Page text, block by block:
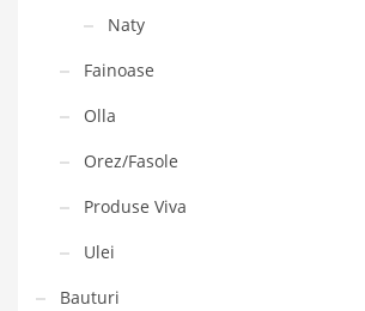
Naty
Fainoase
Olla
Orez/Fasole
Produse Viva
Ulei
Bauturi